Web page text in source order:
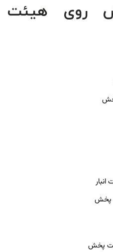
روی هیئت
پخش
پخش